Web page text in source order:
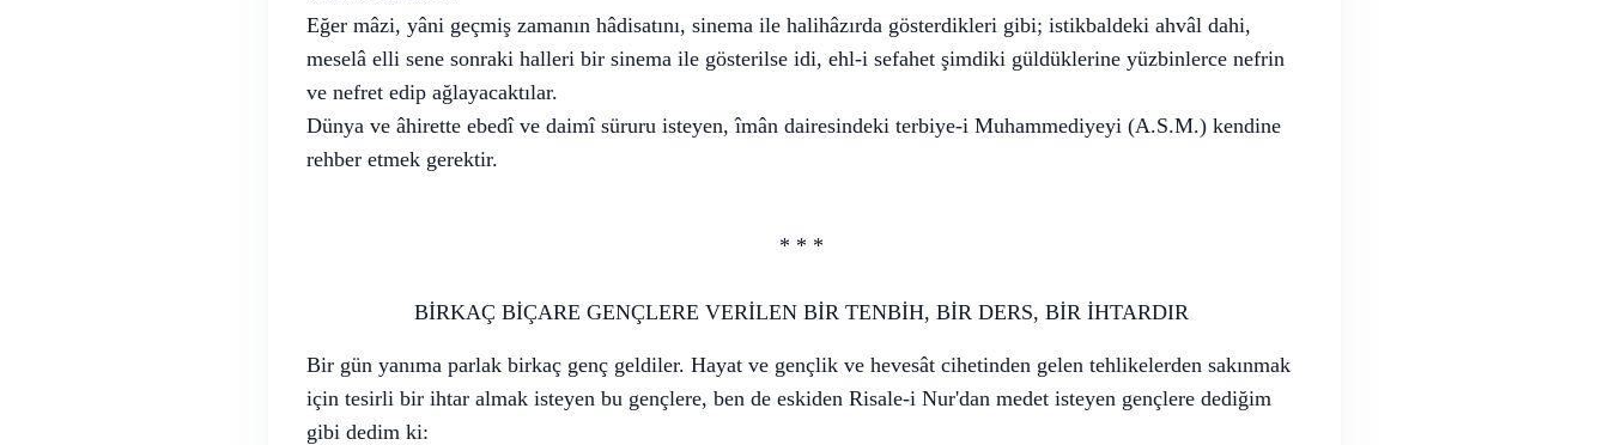
Eğer mâzi, yâni geçmiş zamanın hâdisatını, sinema ile halihâzırda gösterdikleri gibi; istikbaldeki ahvâl dahi,
meselâ elli sene sonraki halleri bir sinema ile gösterilse idi, ehl-i sefahet şimdiki güldüklerine yüzbinlerce nefrin
ve nefret edip ağlayacaktılar.
Dünya ve âhirette ebedî ve daimî süruru isteyen, îmân dairesindeki terbiye-i Muhammediyeyi (A.S.M.) kendine
rehber etmek gerektir.
* * *
BİRKAÇ BİÇARE GENÇLERE VERİLEN BİR TENBİH, BİR DERS, BİR İHTARDIR
Bir gün yanıma parlak birkaç genç geldiler. Hayat ve gençlik ve hevesât cihetinden gelen tehlikelerden sakınmak
için tesirli bir ihtar almak isteyen bu gençlere, ben de eskiden Risale-i Nur'dan medet isteyen gençlere dediğim
gibi dedim ki: